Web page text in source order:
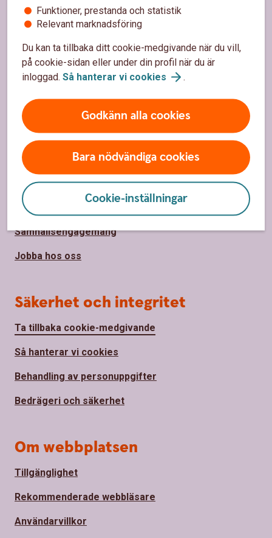
Funktioner, prestanda och statistik
Relevant marknadsföring
Du kan ta tillbaka ditt cookie-medgivande när du vill,
på cookie-sidan eller under din profil när du är
inloggad. Så hanterar vi cookies .
Godkänn alla cookies
Bara nödvändiga cookies
Cookie-inställningar
Bli kund
Kontor och öppettider
Priser, räntor och kurser
Om oss
Om Ålems Sparbank
Hållbarhet
Samhällsengagemang
Jobba hos oss
Säkerhet och integritet
Ta tillbaka cookie-medgivande
Så hanterar vi cookies
Behandling av personuppgifter
Bedrägeri och säkerhet
Om webbplatsen
Tillgänglighet
Rekommenderade webbläsare
Användarvillkor